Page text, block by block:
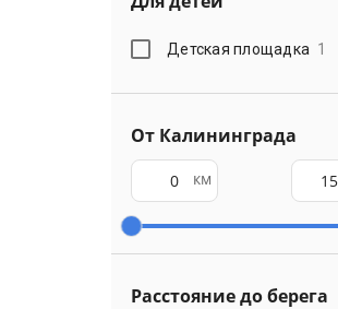
Детская площадка 1
От Калининграда
км
Расстояние до берега